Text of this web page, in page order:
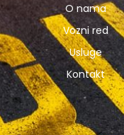
O nama
Vozni red
Usluge
Kontakt